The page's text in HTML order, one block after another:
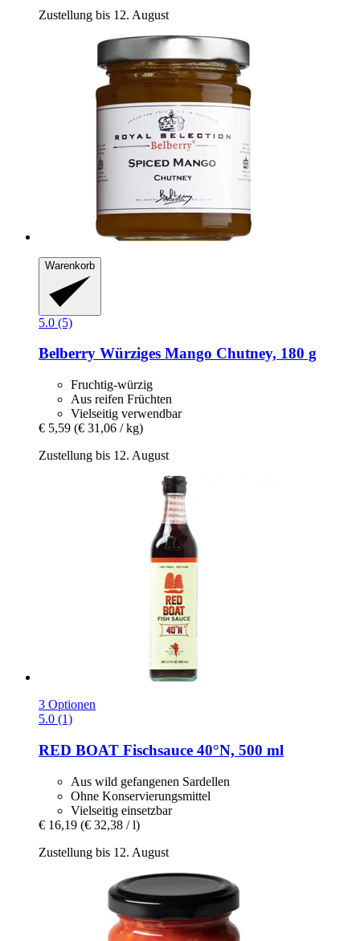
Zustellung bis 12. August
Warenkorb
5.0 (5)
Belberry Würziges Mango Chutney, 180 g
Fruchtig-würzig
Aus reifen Früchten
Vielseitig verwendbar
€ 5,59 (€ 31,06 / kg)
Zustellung bis 12. August
3 Optionen
5.0 (1)
RED BOAT Fischsauce 40°N, 500 ml
Aus wild gefangenen Sardellen
Ohne Konservierungsmittel
Vielseitig einsetzbar
€ 16,19 (€ 32,38 / l)
Zustellung bis 12. August